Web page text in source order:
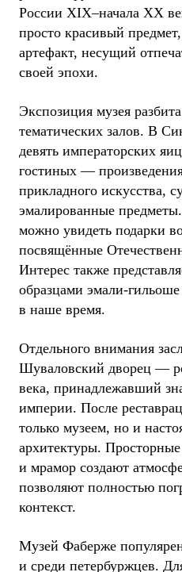
России XIX–начала XX
просто красивый
артефакт, несущий
своей эпохи.
Экспозиция музея
тематических залов. В
девять императорских
гостиных —
прикладного искусства,
эмалированные
можно увидеть подарки
посвящённые
Интерес также
образцами эмали-
в наше время.
Отдельного внимания
Шуваловский дворец —
века, принадлежавший
империи. После
только музеем, но и
архитектуры. Просторные
и мрамор создают
позволяют полностью
контекст.
Музей Фаберже
и среди петербуржцев.